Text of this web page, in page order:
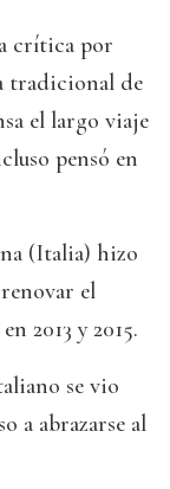
crítica por
tradicional de
el largo viaje
pensó en
(Italia) hizo
el
2013 y 2015.
se vio
a abrazarse al